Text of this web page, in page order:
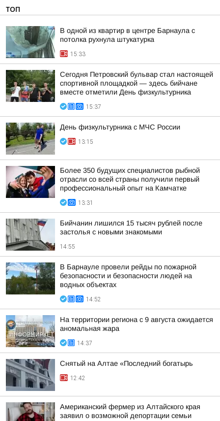
ТОП
В одной из квартир в центре Барнаула с
потолка рухнула штукатурка
15:33
Сегодня Петровский бульвар стал настоящей
спортивной площадкой — здесь бийчане
вместе отметили День физкультурника
15:37
День физкультурника с МЧС России
13:15
Более 350 будущих специалистов рыбной
отрасли со всей страны получили первый
профессиональный опыт на Камчатке
13:31
Бийчанин лишился 15 тысяч рублей после
застолья с новыми знакомыми
14:55
В Барнауле провели рейды по пожарной
безопасности и безопасности людей на
водных объектах
14:52
На территории региона с 9 августа ожидается
аномальная жара
14:37
Снятый на Алтае «Последний богатырь
12:42
Американский фермер из Алтайского края
заявил о возможной депортации семьи